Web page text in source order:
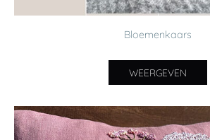
Bloemenkaars
WEERGEVEN